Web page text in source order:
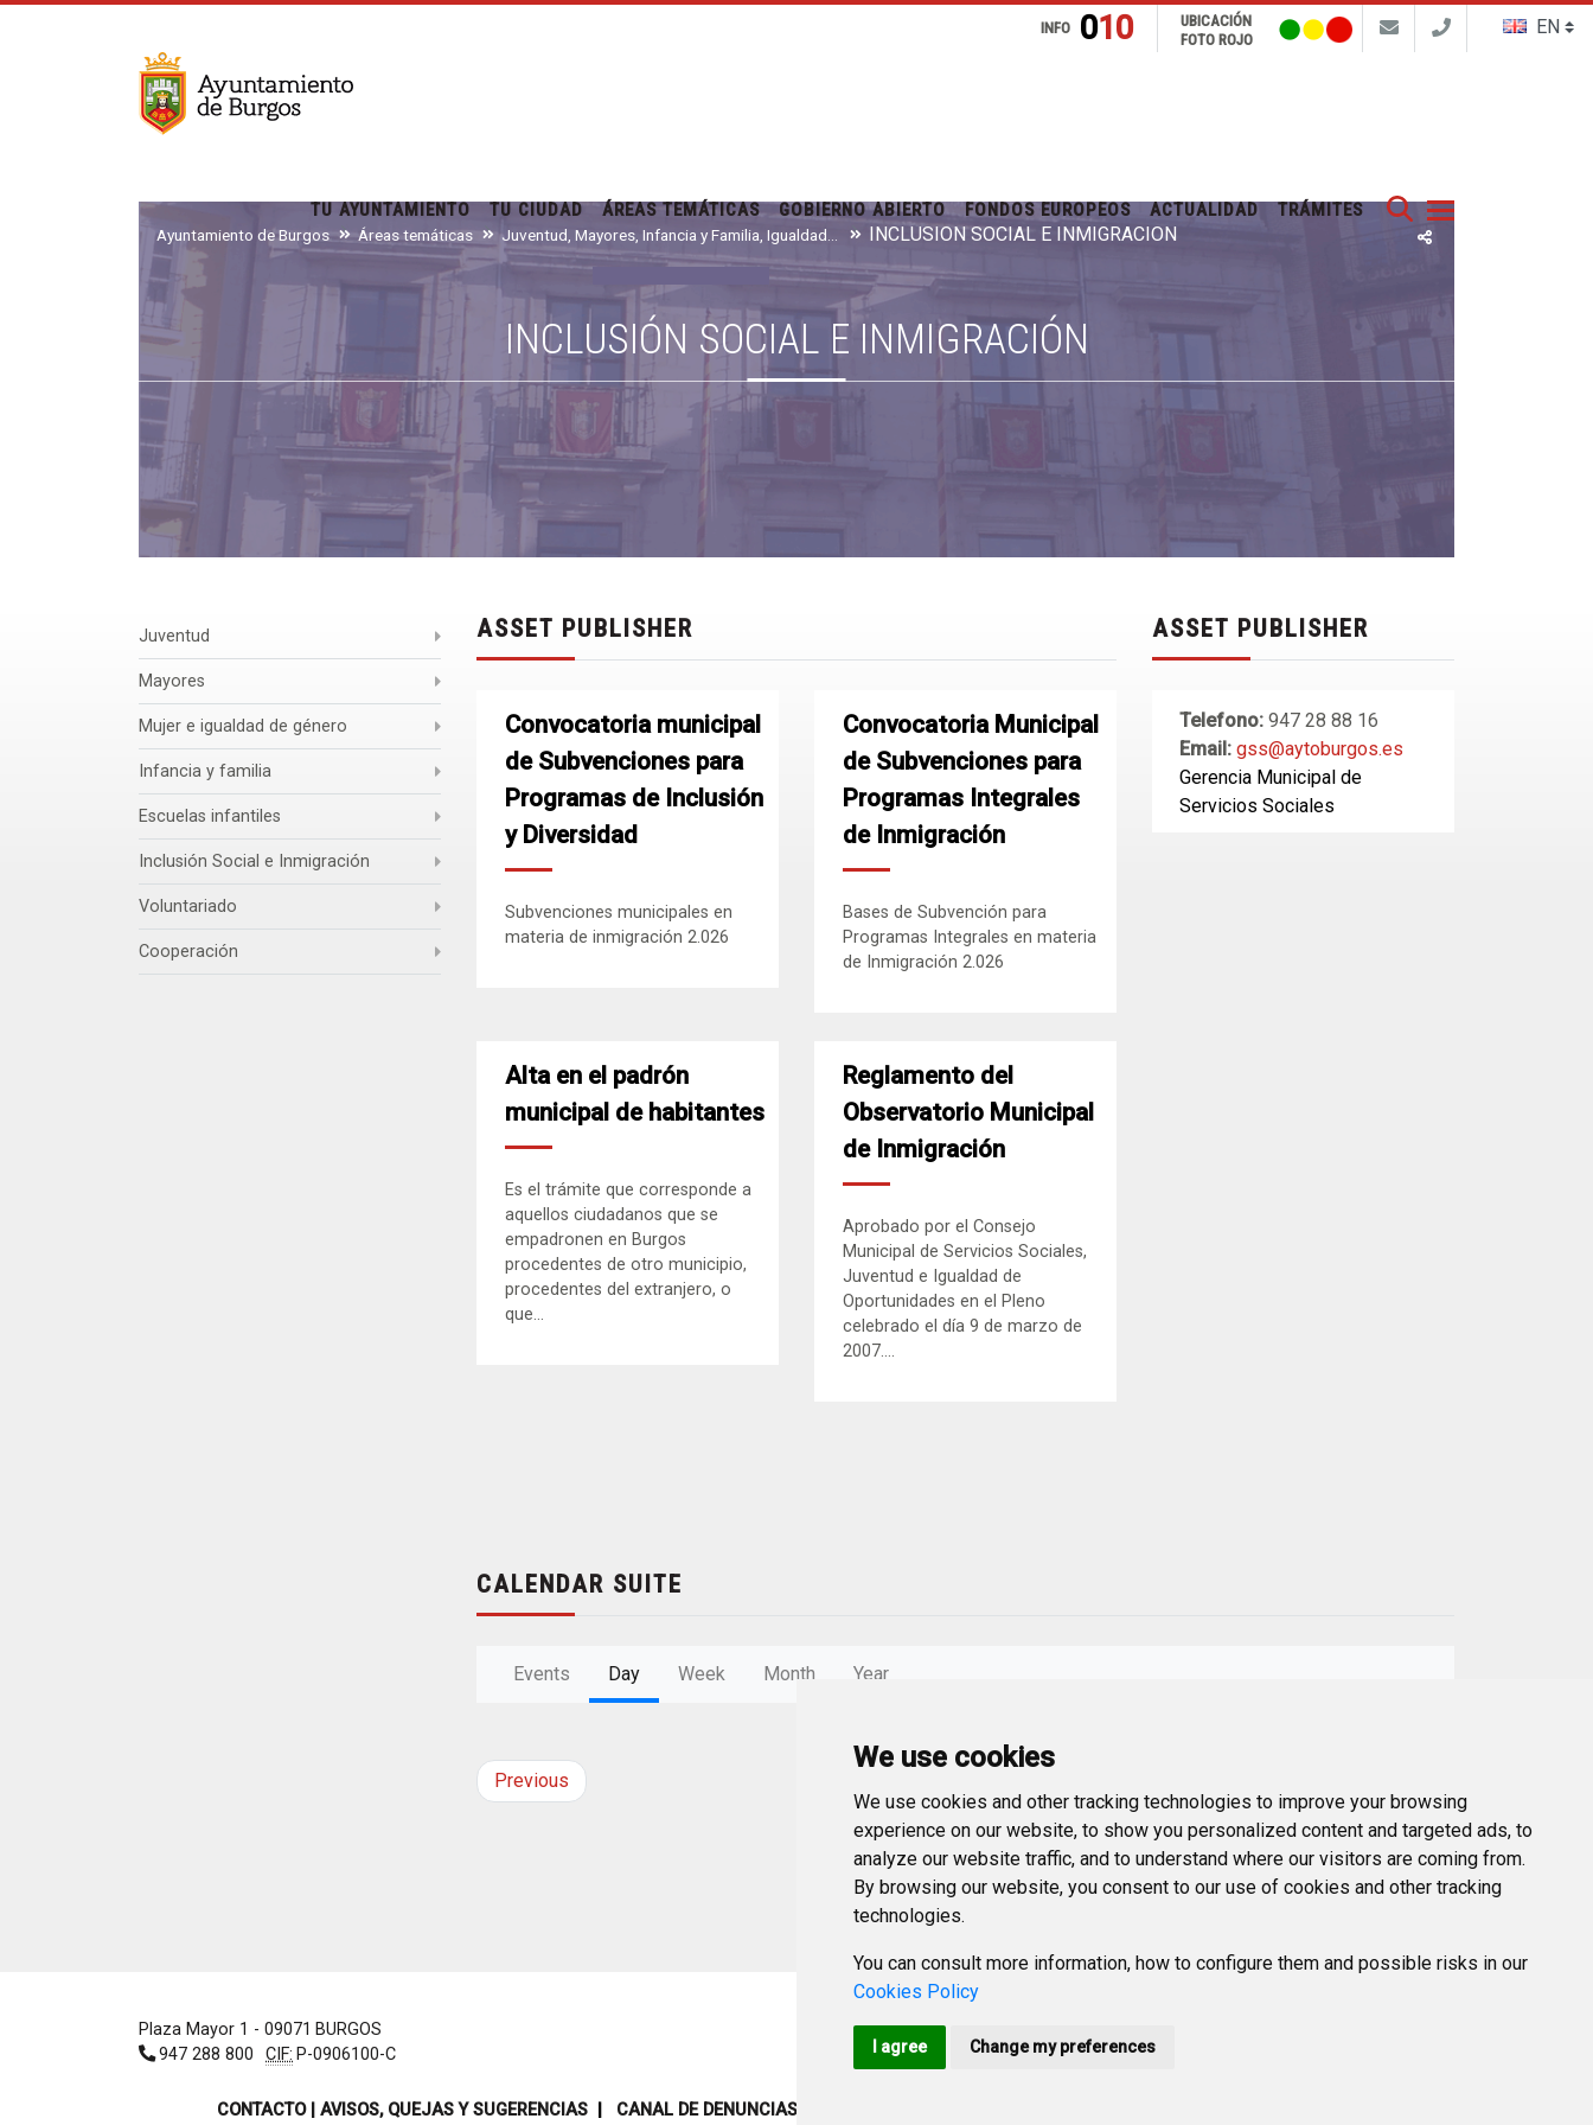
We use cookies
We use cookies and other tracking technologies to improve your browsing
experience on our website, to show you personalized content and targeted ads, to
analyze our website traffic, and to understand where our visitors are coming from.
By browsing our website, you consent to our use of cookies and other tracking
technologies.
You can consult more information, how to configure them and possible risks in our
Cookies Policy
I agree Change my preferences
Buscar
INFO 010
UBICACIÓN
FOTO ROJO
TU AYUNTAMIENTO TU CIUDAD ÁREAS TEMÁTICAS GOBIERNO ABIERTO FONDOS EUROPEOS ACTUALIDAD TRÁMITES
Ayuntamiento de Burgos Áreas temáticas INCLUSIÓN SOCIAL E INMIGRACIÓN
INCLUSIÓN SOCIAL E INMIGRACIÓN
Juventud
Mayores
Mujer e igualdad de género
Infancia y familia
Escuelas infantiles
Inclusión Social e Inmigración
Voluntariado
Cooperación
ASSET PUBLISHER
Convocatoria municipal
de Subvenciones para
Programas de Inclusión
y Diversidad
Subvenciones municipales en
materia de inmigración 2.026
Convocatoria Municipal
de Subvenciones para
Programas Integrales
de Inmigración
Bases de Subvención para
Programas Integrales en materia
de Inmigración 2.026
Alta en el padrón
municipal de habitantes
Es el trámite que corresponde a
aquellos ciudadanos que se
empadronen en Burgos
procedentes de otro municipio,
procedentes del extranjero, o
que...
Reglamento del
Observatorio Municipal
de Inmigración
Aprobado por el Consejo
Municipal de Servicios Sociales,
Juventud e Igualdad de
Oportunidades en el Pleno
celebrado el día 9 de marzo de
2007....
ASSET PUBLISHER
Telefono: 947 28 88 16
Email: gss@aytoburgos.es
Gerencia Municipal de
Servicios Sociales
CALENDAR SUITE
Events Day Week Month Year
Previous
Plaza Mayor 1 - 09071 BURGOS
947 288 800
CIF: P-0906100-C
CONTACTO | AVISOS, QUEJAS Y SUGERENCIAS CANAL DE DENUNCIAS